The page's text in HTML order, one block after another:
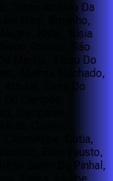
Santo Antônio Da
Braz, Brejinho,
Natal, Nísia
Antônio, São
Mipibu, Tibau Do
Álvares Machado,
Atibaia, Barra Do
Campos,
Campinas,
Canitar,
Clementina, Cotia,
Elias Fausto,
Santo Do Pinhal,